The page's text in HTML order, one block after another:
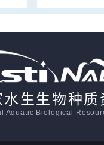
水生生物种质
Aquatic Biological